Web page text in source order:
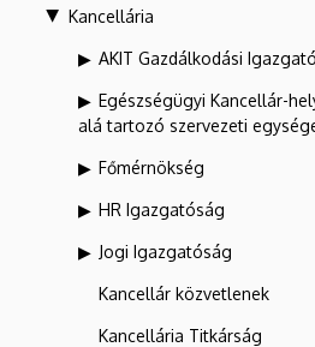
Kancellária
AKIT Gazdálkodási
Egészségügyi Kancellár-
alá tartozó szervezeti
Főmérnökség
HR Igazgatóság
Jogi Igazgatóság
Kancellár közvetlenek
Kancellária Titkárság